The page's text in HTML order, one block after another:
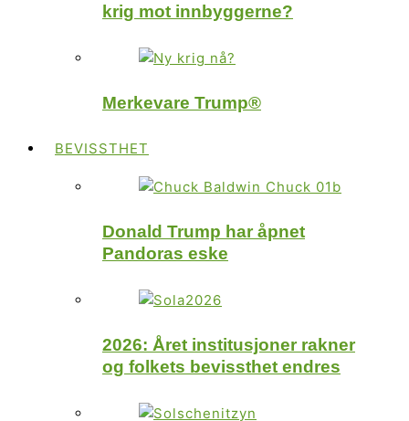
krig mot innbyggerne?
Merkevare Trump®
BEVISSTHET
Donald Trump har åpnet
Pandoras eske
2026: Året institusjoner rakner
og folkets bevissthet endres